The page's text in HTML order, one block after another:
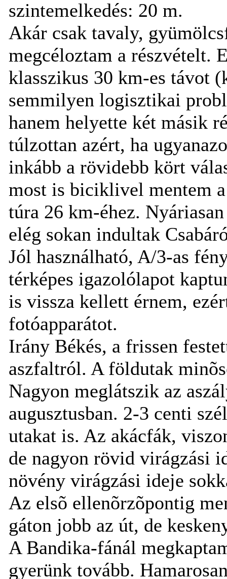
szintemelkedés: 20 m.
Akár csak tavaly,
megcéloztam a részvételt.
klasszikus 30 km-es távot
semmilyen logisztikai
hanem helyette két másik
túlzottan azért, ha
inkább a rövidebb kört
most is biciklivel mentem
túra 26 km-éhez.
elég sokan indultak
Jól használható, A/3-as
térképes igazolólapot
is vissza kellett érnem,
fotóapparátot.
Irány Békés, a frissen
aszfaltról. A földutak
Nagyon meglátszik az
augusztusban. 2-3 centi
utakat is. Az akácfák,
de nagyon rövid virágzási
növény virágzási ideje
Az elsõ ellenõrzõpontig
gáton jobb az út, de
A Bandika-fánál
gyerünk tovább.